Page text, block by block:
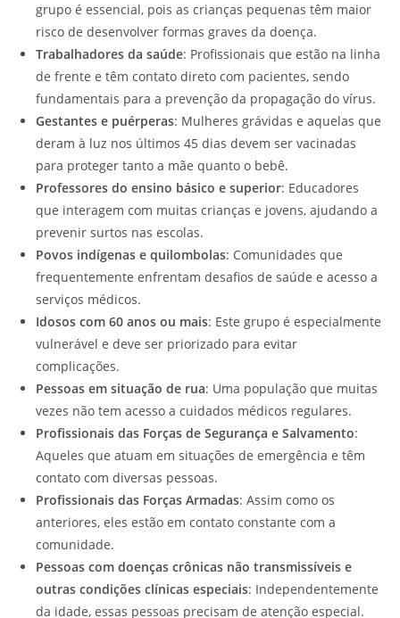
grupo é essencial, pois as crianças pequenas têm maior
risco de desenvolver formas graves da doença.
Trabalhadores da saúde: Profissionais que estão na linha
de frente e têm contato direto com pacientes, sendo
fundamentais para a prevenção da propagação do vírus.
Gestantes e puérperas: Mulheres grávidas e aquelas que
deram à luz nos últimos 45 dias devem ser vacinadas
para proteger tanto a mãe quanto o bebê.
Professores do ensino básico e superior: Educadores
que interagem com muitas crianças e jovens, ajudando a
prevenir surtos nas escolas.
Povos indígenas e quilombolas: Comunidades que
frequentemente enfrentam desafios de saúde e acesso a
serviços médicos.
Idosos com 60 anos ou mais: Este grupo é especialmente
vulnerável e deve ser priorizado para evitar
complicações.
Pessoas em situação de rua: Uma população que muitas
vezes não tem acesso a cuidados médicos regulares.
Profissionais das Forças de Segurança e Salvamento:
Aqueles que atuam em situações de emergência e têm
contato com diversas pessoas.
Profissionais das Forças Armadas: Assim como os
anteriores, eles estão em contato constante com a
comunidade.
Pessoas com doenças crônicas não transmissíveis e
outras condições clínicas especiais: Independentemente
da idade, essas pessoas precisam de atenção especial.